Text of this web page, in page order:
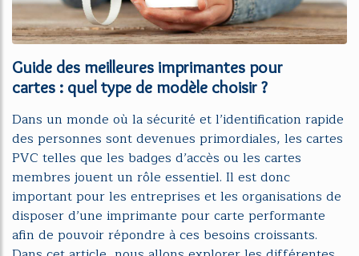
Guide des meilleures imprimantes pour
cartes : quel type de modèle choisir ?
Dans un monde où la sécurité et l’identification rapide
des personnes sont devenues primordiales, les cartes
PVC telles que les badges d’accès ou les cartes
membres jouent un rôle essentiel. Il est donc
important pour les entreprises et les organisations de
disposer d’une imprimante pour carte performante
afin de pouvoir répondre à ces besoins croissants.